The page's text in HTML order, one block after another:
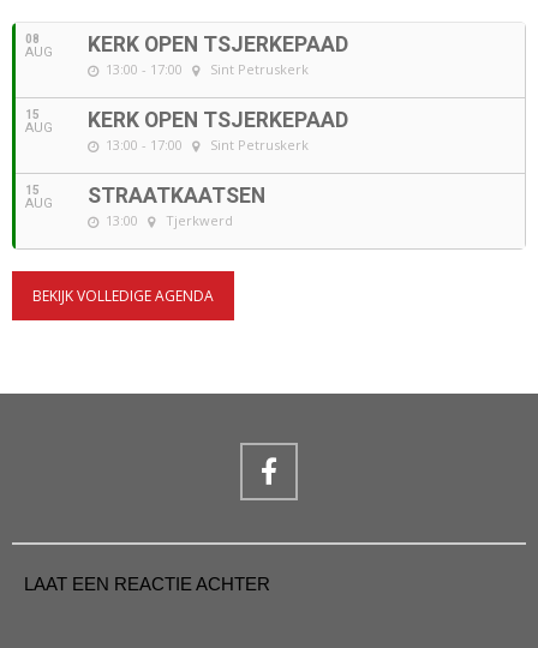
08
AUG KERK OPEN TSJERKEPAAD
13:00 - 17:00 Sint Petruskerk
15
AUG KERK OPEN TSJERKEPAAD
13:00 - 17:00 Sint Petruskerk
15
AUG STRAATKAATSEN
13:00 Tjerkwerd
BEKIJK VOLLEDIGE AGENDA
LAAT EEN REACTIE ACHTER